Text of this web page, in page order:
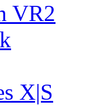
VR2
X|S